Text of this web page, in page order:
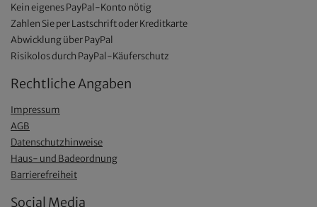
Kein eigenes PayPal-Konto nötig
Zahlen Sie per Lastschrift oder Kreditkarte
Abwicklung über PayPal
Risikolos durch PayPal-Käuferschutz
Rechtliche Angaben
Impressum
AGB
Datenschutzhinweise
Haus- und Badeordnung
Barrierefreiheit
Social Media